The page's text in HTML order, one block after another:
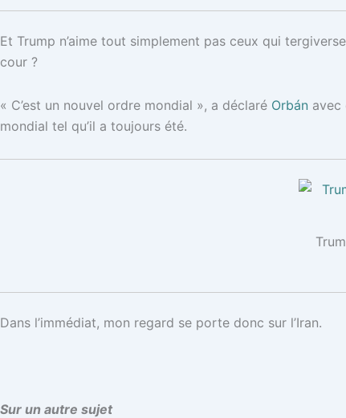
Et Trump n’aime tout simplement pas ceux qui
cour ?
« C’est un nouvel ordre mondial », a déclaré Orbán avec
mondial tel qu’il a toujours été.
Dans l’immédiat, mon regard se porte donc sur l’Iran.
Sur un autre sujet